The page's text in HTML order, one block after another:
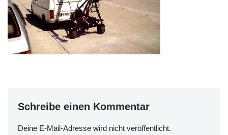
Schreibe einen Kommentar
Deine E-Mail-Adresse wird nicht veröffentlicht.